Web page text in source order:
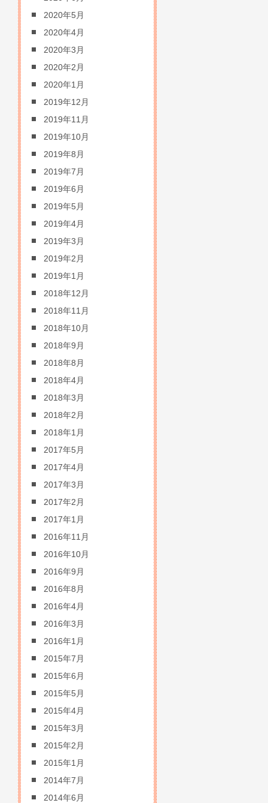
2020年5月
2020年4月
2020年3月
2020年2月
2020年1月
2019年12月
2019年11月
2019年10月
2019年8月
2019年7月
2019年6月
2019年5月
2019年4月
2019年3月
2019年2月
2019年1月
2018年12月
2018年11月
2018年10月
2018年9月
2018年8月
2018年4月
2018年3月
2018年2月
2018年1月
2017年5月
2017年4月
2017年3月
2017年2月
2017年1月
2016年11月
2016年10月
2016年9月
2016年8月
2016年4月
2016年3月
2016年1月
2015年7月
2015年6月
2015年5月
2015年4月
2015年3月
2015年2月
2015年1月
2014年7月
2014年6月